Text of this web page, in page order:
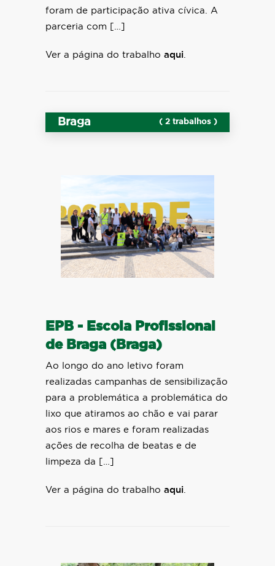
foram de participação ativa cívica. A
parceria com […]
Ver a página do trabalho aqui.
Braga ( 2 trabalhos )
EPB - Escola Profissional
de Braga (Braga)
Ao longo do ano letivo foram
realizadas campanhas de sensibilização
para a problemática a problemática do
lixo que atiramos ao chão e vai parar
aos rios e mares e foram realizadas
ações de recolha de beatas e de
limpeza da […]
Ver a página do trabalho aqui.